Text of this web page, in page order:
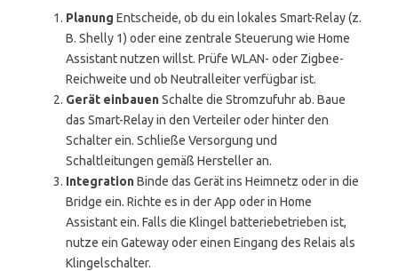
Planung Entscheide, ob du ein lokales Smart-Relay (z.
B. Shelly 1) oder eine zentrale Steuerung wie Home
Assistant nutzen willst. Prüfe WLAN- oder Zigbee-
Reichweite und ob Neutralleiter verfügbar ist.
Gerät einbauenSchalte die Stromzufuhr ab. Baue
das Smart-Relay in den Verteiler oder hinter den
Schalter ein. Schließe Versorgung und
Schaltleitungen gemäß Hersteller an.
IntegrationBinde das Gerät ins Heimnetz oder in die
Bridge ein. Richte es in der App oder in Home
Assistant ein. Falls die Klingel batteriebetrieben ist,
nutze ein Gateway oder einen Eingang des Relais als
Klingelschalter.